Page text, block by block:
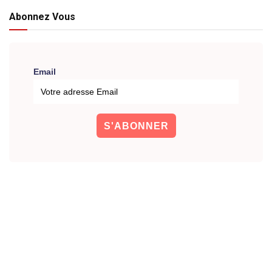
Abonnez Vous
Email